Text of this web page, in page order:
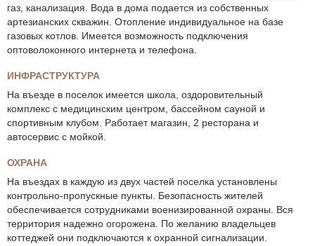
газ, канализация. Вода в дома подается из собственных
артезианских скважин. Отопление индивидуальное на базе
газовых котлов. Имеется возможность подключения
оптоволоконного интернета и телефона.
ИНФРАСТРУКТУРА
На въезде в поселок имеется школа, оздоровительный
комплекс с медицинским центром, бассейном сауной и
спортивным клубом. Работает магазин, 2 ресторана и
автосервис с мойкой.
ОХРАНА
На въездах в каждую из двух частей поселка установлены
контрольно-пропускные пункты. Безопасность жителей
обеспечивается сотрудниками военизированной охраны. Вся
территория надежно огорожена. По желанию владельцев
коттеджей они подключаются к охранной сигнализации.